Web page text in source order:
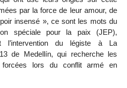
par la force de leur amour, de
insensé », ce sont les mots du
spéciale pour la paix (JEP),
l’intervention du légiste à La
de Medellín, qui recherche les
forcées lors du conflit armé en